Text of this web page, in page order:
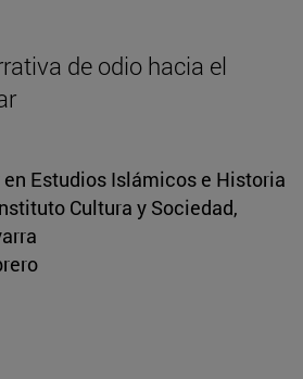
de odio hacia el
Estudios Islámicos e Historia
Cultura y Sociedad,